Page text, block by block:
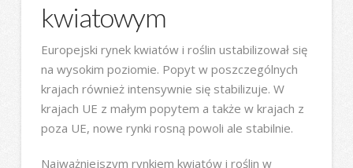
kwiatowym
Europejski rynek kwiatów i roślin ustabilizował się
na wysokim poziomie. Popyt w poszczególnych
krajach również intensywnie się stabilizuje. W
krajach UE z małym popytem a także w krajach z
poza UE, nowe rynki rosną powoli ale stabilnie.
Najważniejszym rynkiem kwiatów i roślin w